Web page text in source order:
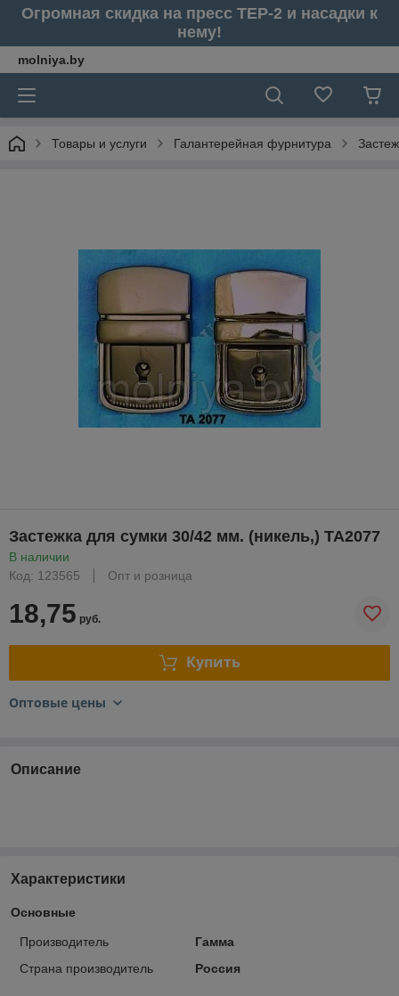
Огромная скидка на пресс ТЕР-2 и насадки к
нему!
molniya.by
Товары и услуги Галантерейная фурнитура
Застежка для сумки 30/42 мм. (никель,) ТА2077
В наличии
Код: 123565
Опт и розница
18,75 руб.
Купить
Оптовые цены
Описание
Характеристики
Основные
Производитель
Гамма
Страна производитель
Россия